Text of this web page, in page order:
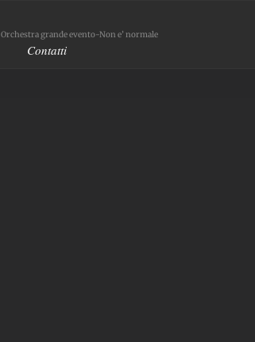
Contatti
Orchestra grande evento-Non e’ normale